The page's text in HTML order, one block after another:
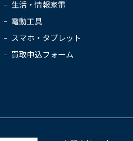
生活・情報家電
電動工具
スマホ・タブレット
買取申込フォーム